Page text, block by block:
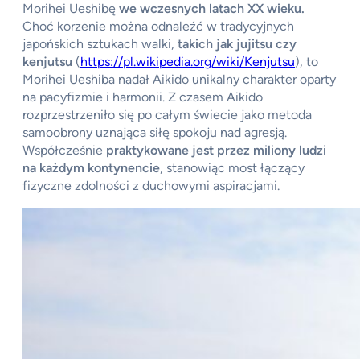
Morihei Ueshibę we wczesnych latach XX wieku.
Choć korzenie można odnaleźć w tradycyjnych
japońskich sztukach walki, takich jak jujitsu czy
kenjutsu (https://pl.wikipedia.org/wiki/Kenjutsu), to
Morihei Ueshiba nadał Aikido unikalny charakter oparty
na pacyfizmie i harmonii. Z czasem Aikido
rozprzestrzeniło się po całym świecie jako metoda
samoobrony uznająca siłę spokoju nad agresją.
Współcześnie praktykowane jest przez miliony ludzi
na każdym kontynencie, stanowiąc most łączący
fizyczne zdolności z duchowymi aspiracjami.